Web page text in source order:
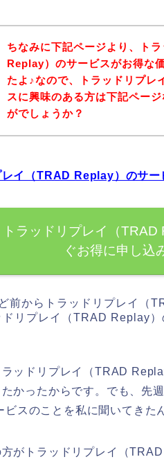
ちなみに下記ページより、ト
Replay）のサービスがお得な
たよ♪なので、トラッドリプ
スに興味のある方は下記ペー
がでしょうか？
レイ（TRAD Replay）のサ
トラッドリプレイ（
ぐお得に申し込
前からトラッドリプレイ（
ドリプレイ（TRAD Replay
ッドリプレイ（TRAD
かったからです。でも、先
スのことを私に聞いてきた
がトラッドリプレイ（